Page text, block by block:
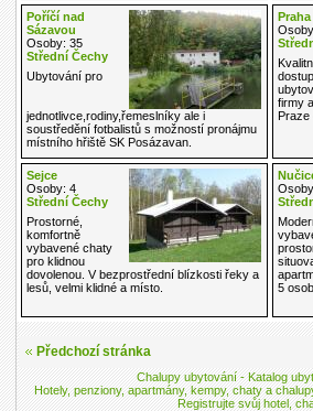
Poříčí nad
Sázavou
Osoby: 35
Střední Čechy
Ubytování pro
jednotlivce,rodiny,řemeslníky ale i
soustředění fotbalistů s možností pronájmu
místního hřiště SK Posázavan.
Praha
firmy
Praze
Sejce
Osoby: 4
Střední Čechy
Prostorné,
komfortně
vybavené chaty
pro klidnou
dovolenou. V bezprostřední blízkosti řeky a
lesů, velmi klidné a místo.
5
Předchozí stránka
Chalupy ubytování- Katalog
Hotely, penziony, apartmány, kempy, chaty a
Registrujte svůj hotel,